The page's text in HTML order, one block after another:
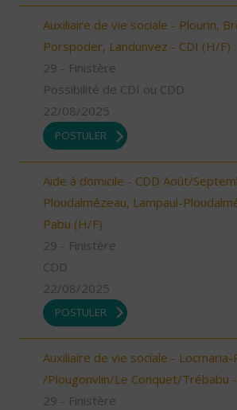
Auxiliaire de vie sociale - Plourin,
Porspoder, Landunvez - CDI (H/F)
29 - Finistère
Possibilité de CDI ou CDD
22/08/2025
POSTULER
Aide à domicile - CDD Août/
Ploudalmézeau, Lampaul-
Pabu (H/F)
29 - Finistère
CDD
22/08/2025
POSTULER
Auxiliaire de vie sociale - Locmaria-
/Plougonvlin/Le Conquet/Trébabu
29 - Finistère